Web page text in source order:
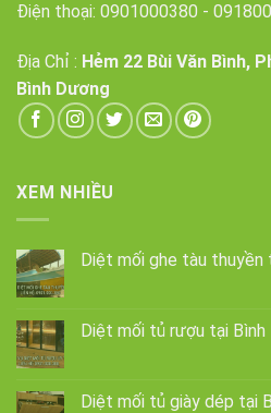
Điện thoại: 0901000380 -
Địa Chỉ : Hẻm 22 Bùi Văn Bình,
Bình Dương
XEM NHIỀU
Diệt mối ghe tàu thuyền
Diệt mối tủ rượu tại
Diệt mối tủ giày dép tại